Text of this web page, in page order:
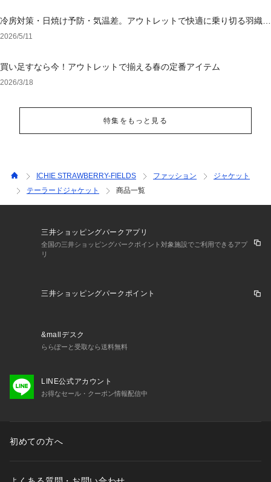
冷房対策・日焼け予防・気温差。アウトレットで快適に乗り切る羽織り
選び
2026/5/11
買い足すなら今！アウトレットで揃える春の定番アイテム
2026/3/18
特集をもっと見る
ICHIE STRAWBERRY-FIELDS ファッション
ジャケット
テーラードジャケット
商品一覧
三井ショッピングパークアプリ
全国の三井ショッピングパークポイント対象施設でご利用できるアプ
リ
三井ショッピングパークポイント
&mallデスク
ららぽーと受取なら送料無料
LINE公式アカウント
お得なセール・クーポン情報配信中
初めての方へ